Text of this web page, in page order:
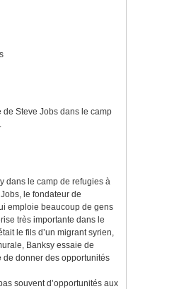
de Steve Jobs dans le camp
dans le camp de refugies à
le fondateur de
emploie beaucoup de gens
très importante dans le
le fils d’un migrant syrien,
Banksy essaie de
de donner des opportunités
souvent d’opportunités aux